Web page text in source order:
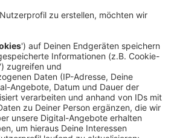
haben sie nahezu neue Spiel-
Farbe beschmiert und mit
haben sie auf einem
ein Holz-Spielhaus für kleine
Die Stadt hat angekündigt,
zu erstatten - auch wenn